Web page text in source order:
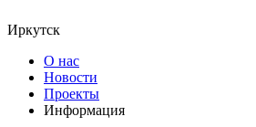
Иркутск
О нас
Новости
Проекты
Информация